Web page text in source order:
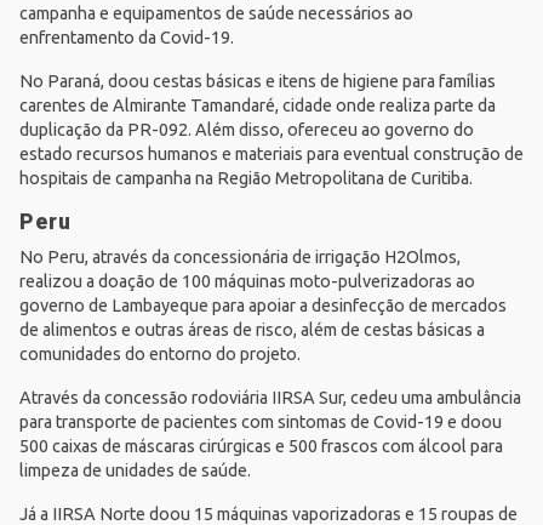
campanha e equipamentos de saúde necessários ao
enfrentamento da Covid-19.
No Paraná, doou cestas básicas e itens de higiene para famílias
carentes de Almirante Tamandaré, cidade onde realiza parte da
duplicação da PR-092. Além disso, ofereceu ao governo do
estado recursos humanos e materiais para eventual construção de
hospitais de campanha na Região Metropolitana de Curitiba.
Peru
No Peru, através da concessionária de irrigação H2Olmos,
realizou a doação de 100 máquinas moto-pulverizadoras ao
governo de Lambayeque para apoiar a desinfecção de mercados
de alimentos e outras áreas de risco, além de cestas básicas a
comunidades do entorno do projeto.
Através da concessão rodoviária IIRSA Sur, cedeu uma ambulância
para transporte de pacientes com sintomas de Covid-19 e doou
500 caixas de máscaras cirúrgicas e 500 frascos com álcool para
limpeza de unidades de saúde.
Já a IIRSA Norte doou 15 máquinas vaporizadoras e 15 roupas de